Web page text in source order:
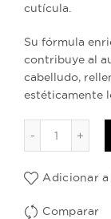
cutícula.
Su fórmula
contribuye al
cabelludo,
estéticamente
Adicionar a
Comparar